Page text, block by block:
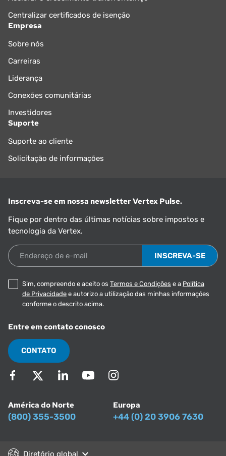
Centralizar certificados de isenção
Empresa
Sobre nós
Carreiras
Liderança
Conexões comunitárias
Investidores
Suporte
Suporte ao cliente
Solicitação de informações
Inscreva-se em nossa newsletter Vertex Pulse.
Fique por dentro das últimas notícias sobre impostos e
tecnologia da Vertex.
Endereço de e-mail
Sim, compreendo e aceito os Termos e Condições e a Política
de Privacidade e autorizo a utilização das minhas informações
conforme o descrito acima.
Entre em contato conosco
CONTATO
América do Norte
(800) 355-3500
Europa
+44 (0) 20 3906 7630
Diretório global